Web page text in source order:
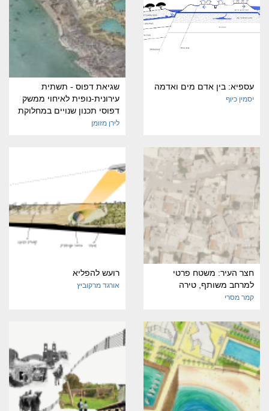
עספיא: בין אדם מים ואדמה
יסמין כיוף
שגיאת דפוס - תשתית
עירונית-נופית לאיחוי ממשק
דפוסי תכנון שנויים במחלוקת
לירן מזומן
חצר העיר: משטח פרטי
למרחב משותף, טירה
קמר מסרי
רועש להפליא
אורגד מרקוביץ